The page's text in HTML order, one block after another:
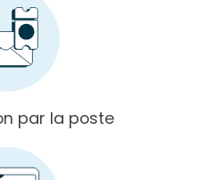
par la poste